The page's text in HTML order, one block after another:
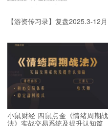
【游资传习录】复盘2025.3-12月
小鼠财经 四鼠点金《情绪周期战
法》实战交易系统及提升认知篇